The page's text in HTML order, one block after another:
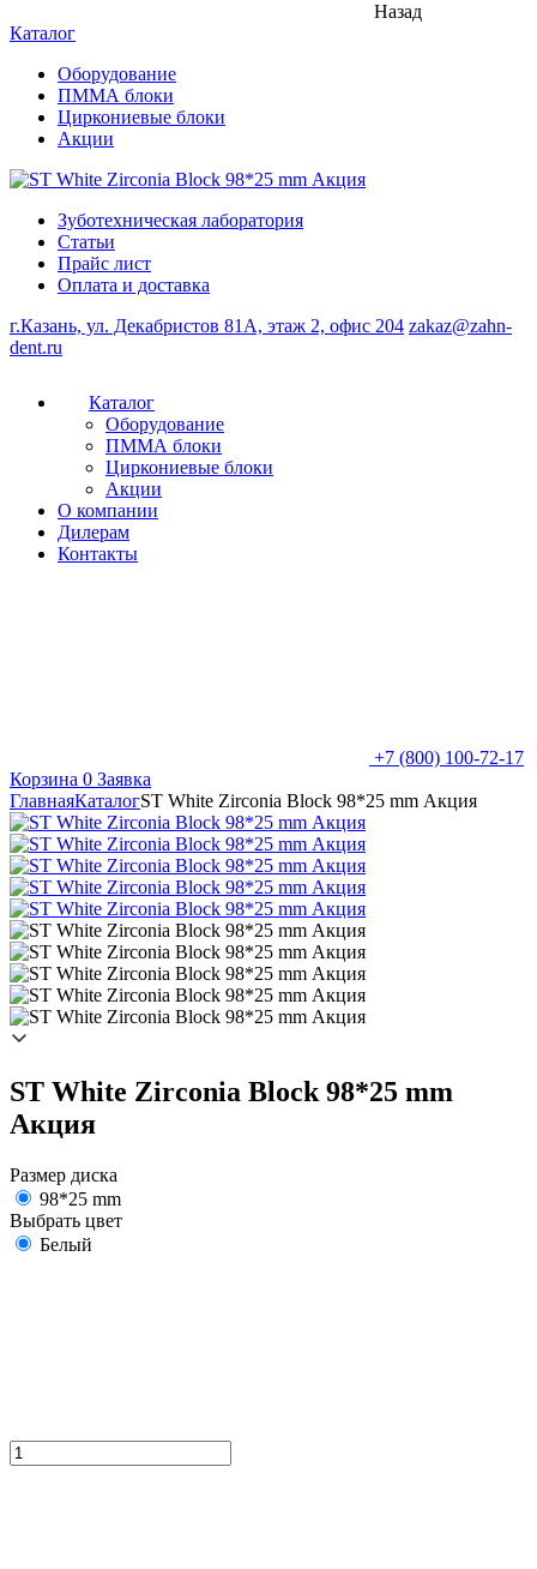
Назад
Каталог
Оборудование
ПММА блоки
Циркониевые блоки
Акции
Зуботехническая лаборатория
Статьи
Прайс лист
Оплата и доставка
г.Казань, ул. Декабристов 81А, этаж 2, офис 204 zakaz@zahn-
dent.ru
Каталог
Оборудование
ПММА блоки
Циркониевые блоки
Акции
О компании
Дилерам
Контакты
+7 (800) 100-72-17
Корзина 0 Заявка
ГлавнаяКаталогST White Zirconia Block 98*25 mm Акция
ST White Zirconia Block 98*25 mm
Акция
Размер диска
98*25 mm
Выбрать цвет
Белый